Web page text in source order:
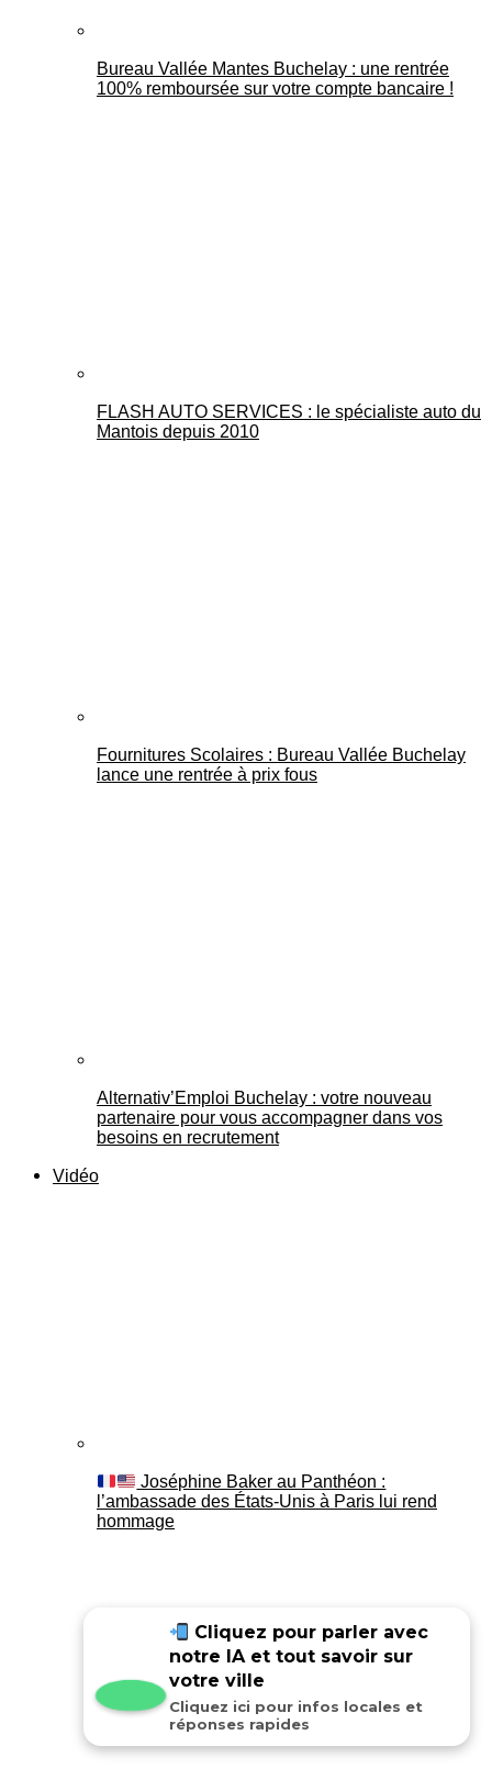
Bureau Vallée Mantes Buchelay : une rentrée
100% remboursée sur votre compte bancaire !
FLASH AUTO SERVICES : le spécialiste auto du
Mantois depuis 2010
Fournitures Scolaires : Bureau Vallée Buchelay
lance une rentrée à prix fous
Alternativ’Emploi Buchelay : votre nouveau
partenaire pour vous accompagner dans vos
besoins en recrutement
Vidéo
Joséphine Baker au Panthéon :
l’ambassade des États-Unis à Paris lui rend
hommage
Cliquez pour parler avec
notre IA et tout savoir sur
votre ville
Cliquez ici pour infos locales et
réponses rapides